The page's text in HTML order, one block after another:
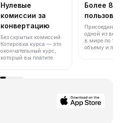
Нулевые
комиссии за
конвертацию
Без скрытых комиссий.
Котировка курса — это
окончательный курс,
который вы платите.
Более 86
одной из
в мире по
объему и